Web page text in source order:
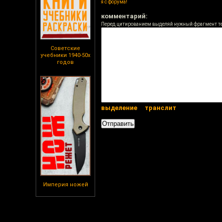
Советские
учебники 1940-50х
годов
Империя ножей
я с форума!
комментарий:
Перед цитированием выделяй нужный фрагмент
выделение транслит